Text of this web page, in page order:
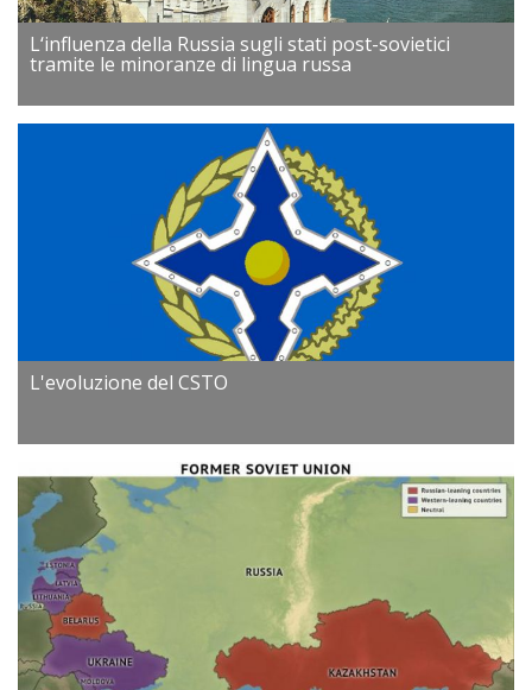
L‘influenza della Russia sugli stati post-sovietici
tramite le minoranze di lingua russa
L'evoluzione del CSTO